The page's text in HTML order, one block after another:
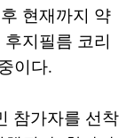
현재까지 약
지필름 코리
이다.
참가자를 선착